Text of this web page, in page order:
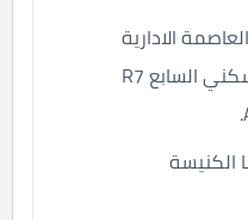
الادارية
الجديدة يقع في الحي السكني السابع R7
الكنيسة